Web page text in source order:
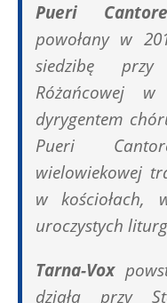
Pueri
powołany w
siedzibę
Różańcowej
dyrygentem
Pueri
wielowiekowej
w kościołach,
uroczystych
Tarna-Vox
działa przy